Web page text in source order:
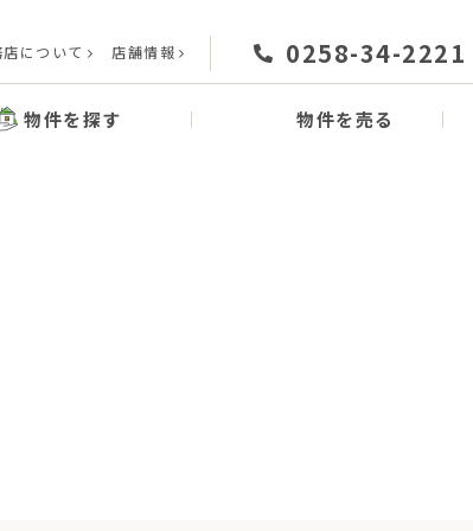
について 店舗情報 0258-34-2221
物件を探す 物件を売る